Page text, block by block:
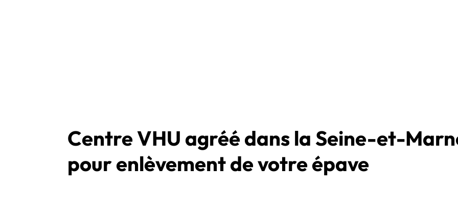
Centre VHU agréé dans la Seine-et-
pour enlèvement de votre épave